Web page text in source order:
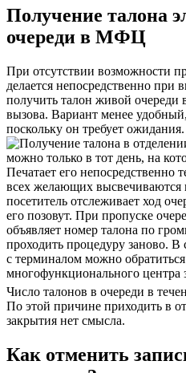
Получение талона
очереди в МФЦ
При отсутствии возможности
делается непосредственно
получить талон живой очереди
вызова. Вариант менее
поскольку он требует ожидания.
можно только в тот день, на
Печатает его непосредственно
всех желающих высвечиваются
посетитель отслеживает ход
его позовут. При пропуске
объявляет номер талона по
проходить процедуру заново. В
с терминалом можно
многофункционального
Число талонов в очереди в
По этой причине приходить в
закрытия нет смысла.
Как отменить